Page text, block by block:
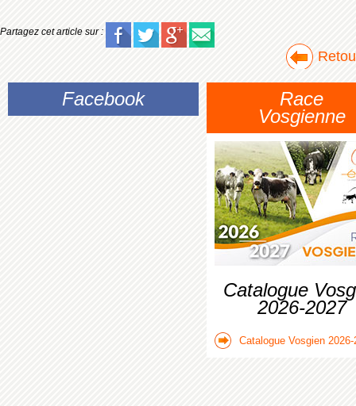
Partagez cet article sur :
Facebook
Race
Vosgienne
Catalogue
2026-2027
Catalogue Vosgien 2026-